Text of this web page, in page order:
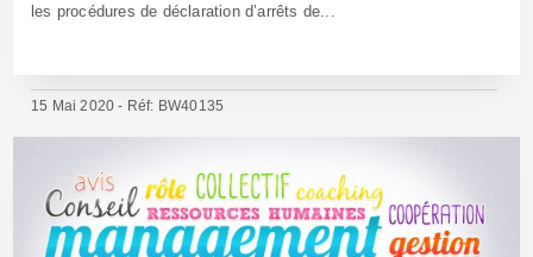
les procédures de déclaration d’arrêts de...
15 Mai 2020 - Réf: BW40135